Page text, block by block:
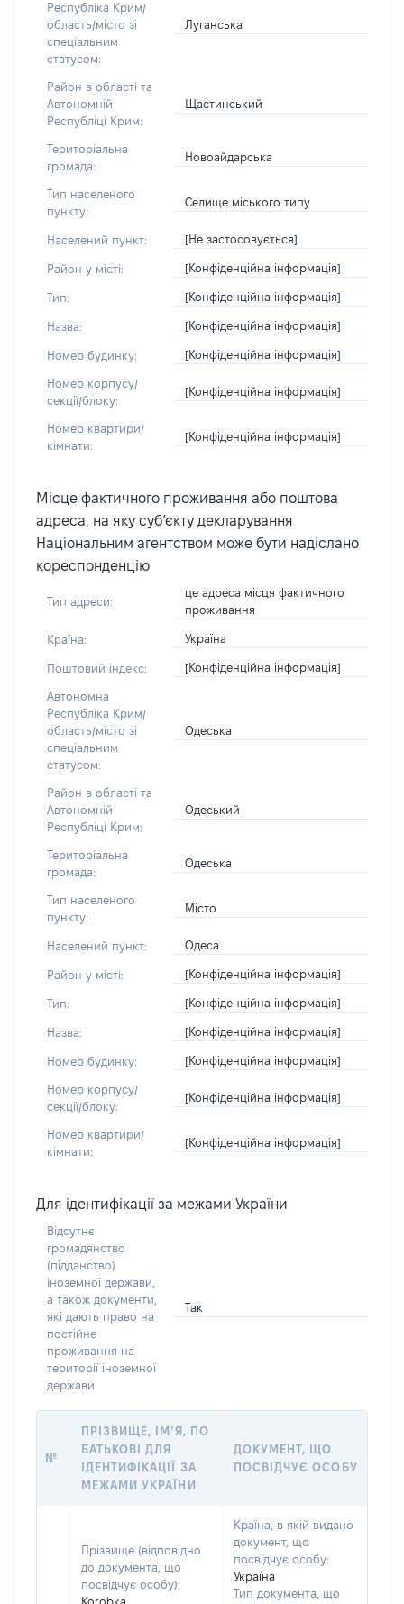
Республіка Крим/
область/місто зі
спеціальним
статусом:
Луганська
Район в області та
Автономній
Республіці Крим:
Щастинський
Територіальна
громада:
Новоайдарська
Тип населеного
пункту:
Селище міського типу
Населений пункт: [Не застосовується]
Район у місті: [Конфіденційна інформація]
Тип: [Конфіденційна інформація]
Назва: [Конфіденційна інформація]
Номер будинку: [Конфіденційна інформація]
Номер корпусу/
секції/блоку:
[Конфіденційна інформація]
Номер квартири/
кімнати:
[Конфіденційна інформація]
Місце фактичного проживання або поштова
адреса, на яку суб’єкту декларування
Національним агентством може бути надіслано
кореспонденцію
Тип адреси:
це адреса місця фактичного
проживання
Країна: Україна
Поштовий індекс: [Конфіденційна інформація]
Автономна
Республіка Крим/
область/місто зі
спеціальним
статусом:
Одеська
Район в області та
Автономній
Республіці Крим:
Одеський
Територіальна
громада:
Одеська
Тип населеного
пункту:
Місто
Населений пункт: Одеса
Район у місті: [Конфіденційна інформація]
Тип: [Конфіденційна інформація]
Назва: [Конфіденційна інформація]
Номер будинку: [Конфіденційна інформація]
Номер корпусу/
секції/блоку:
[Конфіденційна інформація]
Номер квартири/
кімнати:
[Конфіденційна інформація]
Для ідентифікації за межами України
Відсутнє
громадянство
(підданство)
іноземної держави,
а також документи,
які дають право на
постійне
проживання на
території іноземної
держави
Так
№
ПРІЗВИЩЕ, ІМ’Я, ПО
БАТЬКОВІ ДЛЯ
ІДЕНТИФІКАЦІЇ ЗА
МЕЖАМИ УКРАЇНИ
ДОКУМЕНТ, ЩО
ПОСВІДЧУЄ ОСОБУ
Прізвище (відповідно
до документа, що
посвідчує особу):
Korobka
Країна, в якій видано
документ, що
посвідчує особу:
Україна
Тип документа, що